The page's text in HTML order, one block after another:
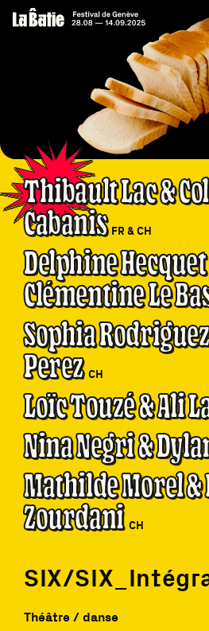
Thibault Lac &
Cabanis FR & CH
Delphine
Clémentine Le
Sophia
Perez CH
Loïc Touzé & Ali
Nina Negri &
Mathilde Morel &
Zourdani CH
SIX/
Théâtre / danse